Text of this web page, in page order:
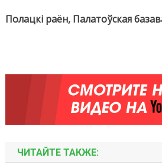
Полацкі раён, Палатоўская
ЧИТАЙТЕ ТАКЖЕ: